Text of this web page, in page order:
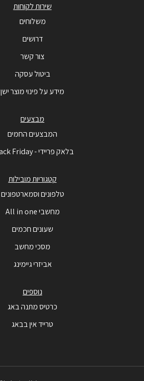
שירות לקוחות
משלוחים
דרושים
צור קשר
ביטול עסקה
מידע על פינוי מוצר ישן
מבצעים
המבצעים החמים
בלאק פריידי - Black Friday
קטגוריות מובילות
טלפונים וסמארטפונים
מחשבי All in one
שעונים חכמים
מסכי מחשב
אביזרי גיימינג
נוספים
כרטיס מתנה באג
טרייד אין בבאג